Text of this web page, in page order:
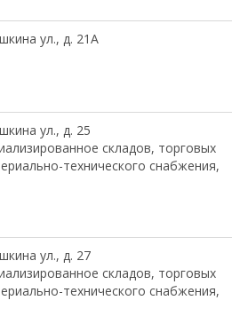
ул., д. 21А
ул., д. 25
складов, торговых
технического снабжения,
ул., д. 27
складов, торговых
технического снабжения,